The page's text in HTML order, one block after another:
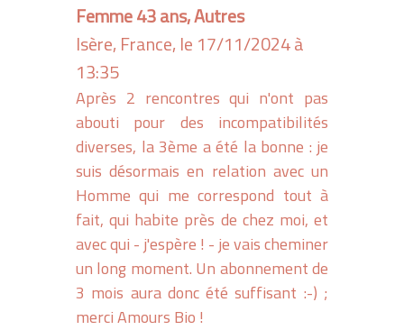
Femme 43 ans, Autres
Isère, France, le 17/11/2024 à
13:35
Après 2 rencontres qui n'ont pas
abouti pour des incompatibilités
diverses, la 3ème a été la bonne : je
suis désormais en relation avec un
Homme qui me correspond tout à
fait, qui habite près de chez moi, et
avec qui - j'espère ! - je vais cheminer
un long moment. Un abonnement de
3 mois aura donc été suffisant :-) ;
merci Amours Bio !